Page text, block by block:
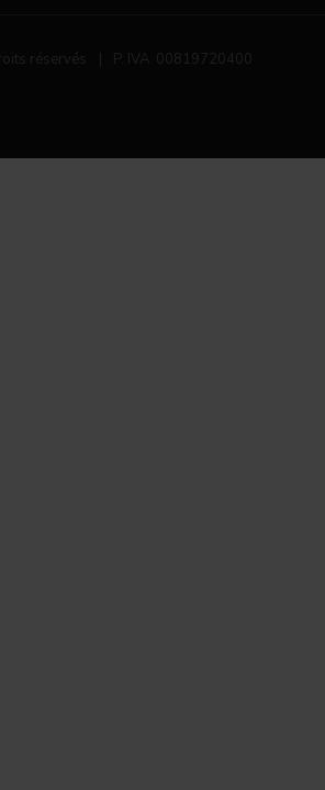
réservés P. IVA 00819720400